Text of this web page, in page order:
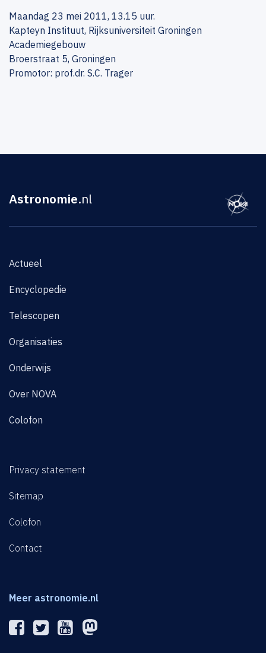
Maandag 23 mei 2011, 13.15 uur.
Kapteyn Instituut, Rijksuniversiteit Groningen
Academiegebouw
Broerstraat 5, Groningen
Promotor: prof.dr. S.C. Trager
Astronomie.nl
Actueel
Encyclopedie
Telescopen
Organisaties
Onderwijs
Over NOVA
Colofon
Privacy statement
Sitemap
Colofon
Contact
Meer astronomie.nl